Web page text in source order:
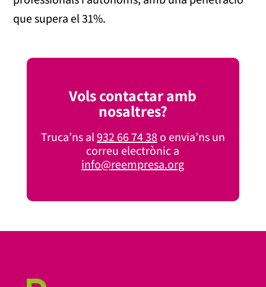
que supera el 31%.
Vols contactar amb
nosaltres?
Truca’ns al932 66 74 38o envia’ns un
correu electrònic a
info@reempresa.org